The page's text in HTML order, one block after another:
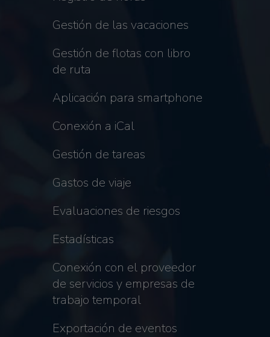
Gestión de las vacaciones
Gestión de flotas con libro
de ruta
Aplicación para smartphone
Conexión a iCal
Gestión de tareas
Gastos de viaje
Evaluaciones de riesgos
Estadísticas
Conexión con el proveedor
de servicios y empresas de
trabajo temporal
Exportación de eventos